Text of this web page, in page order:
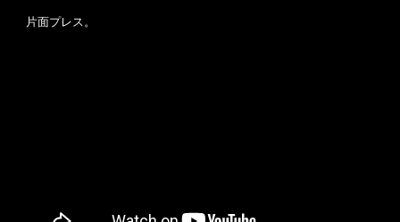
片面プレス。